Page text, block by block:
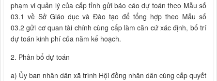
phạm vi quản lý của cấp tỉnh gửi báo cáo dự toán theo Mẫu số
03.1 về Sở Giáo dục và Đào tạo để tổng hợp theo Mẫu số
03.2 gửi cơ quan tài chính cùng cấp làm căn cứ xác định, bố trí
dự toán kinh phí của năm kế hoạch.
2. Phân bổ dự toán
a) Ủy ban nhân dân xã trình Hội đồng nhân dân cùng cấp quyết